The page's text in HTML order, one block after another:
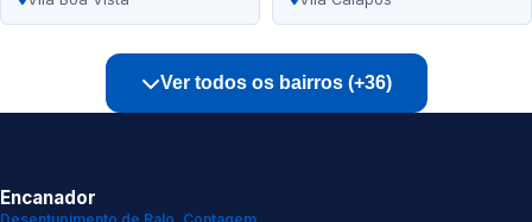
Ver todos os bairros (+36)
Encanador